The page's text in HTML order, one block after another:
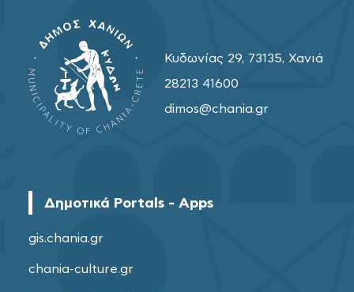
Κυδωνίας 29, 73135, Χανιά
28213 41600
dimos@chania.gr
Δημοτικά Portals - Apps
gis.chania.gr
chania-culture.gr